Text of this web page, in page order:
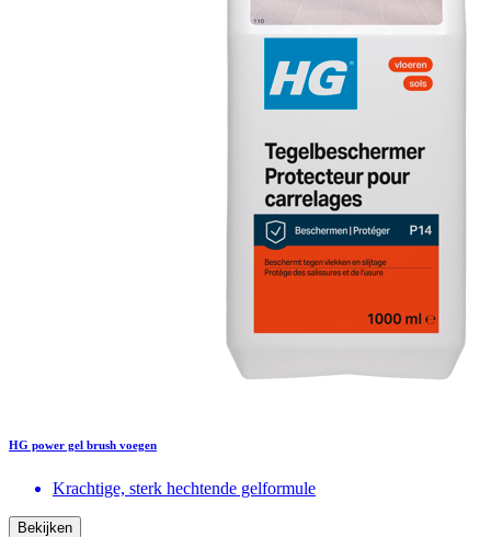
HG power gel brush voegen
Krachtige, sterk hechtende gelformule
Bekijken